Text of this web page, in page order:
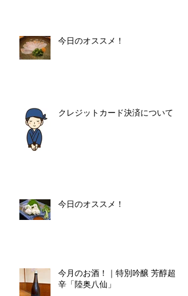
今日のオススメ！
クレジットカード決済について
今日のオススメ！
今月のお酒！｜特別吟醸 芳醇超
辛「陸奥八仙」